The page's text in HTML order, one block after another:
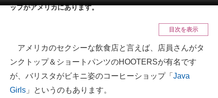
メディア
スマホと通信の最新トレンド
ップがアメリカにあります。
目次を表示
アメリカのセクシーな飲食店と言えば、店員さんがタ
ンクトップ＆ショートパンツのHOOTERSが有名です
が、バリスタがビキニ姿のコーヒーショップ「 Java
Girls 」というのもあります。